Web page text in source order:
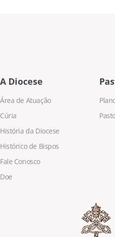
A Diocese
Área de Atuação
Cúria
História da Diocese
Histórico de Bispos
Fale Conosco
Doe